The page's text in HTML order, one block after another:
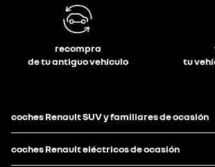
recompra
de tu antiguo vehículo
tu
coches Renault SUV y familiares de ocasión
coches Renault eléctricos de ocasión